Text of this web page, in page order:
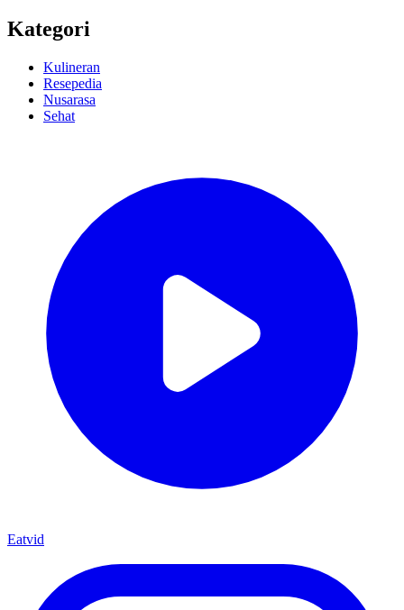
Kategori
Kulineran
Resepedia
Nusarasa
Sehat
Eatvid